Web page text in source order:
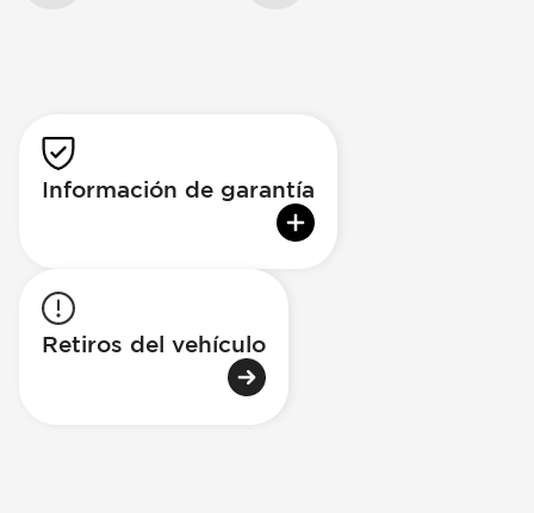
Información de garantía
Retiros del vehículo